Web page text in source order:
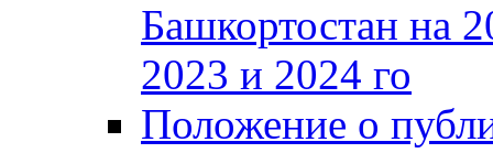
Башкортостан на
2023 и 2024 го
Положение о